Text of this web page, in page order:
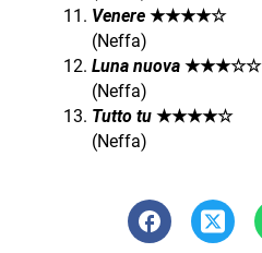
Venere★★★★☆
(Neffa)
Luna nuova★★★☆☆
(Neffa)
Tutto tu★★★★☆
(Neffa)